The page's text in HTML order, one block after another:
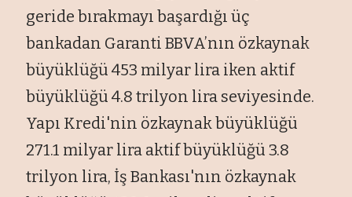
geride bırakmayı başardığı üç
bankadan Garanti BBVA’nın özkaynak
büyüklüğü 453 milyar lira iken aktif
büyüklüğü 4.8 trilyon lira seviyesinde.
Yapı Kredi'nin özkaynak büyüklüğü
271.1 milyar lira aktif büyüklüğü 3.8
trilyon lira, İş Bankası'nın özkaynak